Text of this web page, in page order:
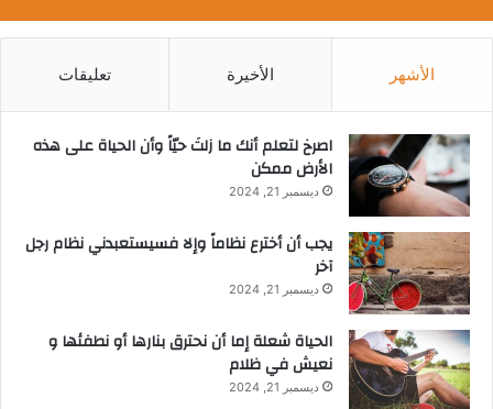
الأشهر الأخيرة تعليقات
‫اصرخ لتعلم أنك ما زلتَ حيّاً وأن الحياة على هذه
الأرض ممكن
ديسمبر 21, 2024
يجب أن أخترع نظاماً وإلا فسيستعبدني نظام رجل
آخر
ديسمبر 21, 2024
الحياة شعلة إما أن نحترق بنارها أو نطفئها و
نعيش في ظلام
ديسمبر 21, 2024